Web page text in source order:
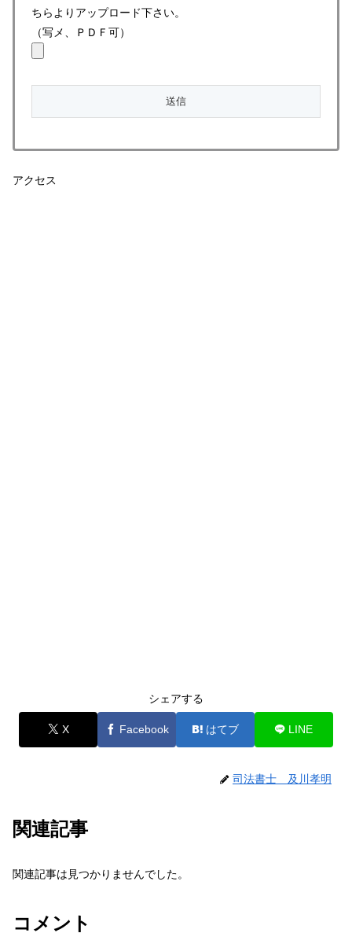
ちらよりアップロード下さい。
（写メ、ＰＤＦ可）
アクセス
シェアする
X Facebook はてブ LINE
司法書士 及川孝明
関連記事
関連記事は見つかりませんでした。
コメント